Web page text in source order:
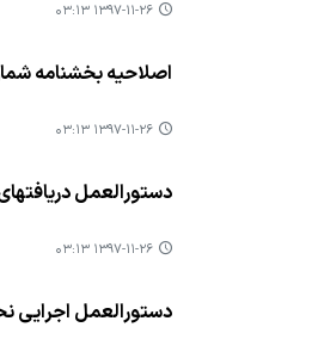
۱۳۹۷-۱۱-۲۶ ۰۳:۱۳
اصلاحیه بخشنامه شماره 55/80544 مورخ 1392/
۱۳۹۷-۱۱-۲۶ ۰۳:۱۳
دستورالعمل
۱۳۹۷-۱۱-۲۶ ۰۳:۱۳
دستورالعمل اجرایی